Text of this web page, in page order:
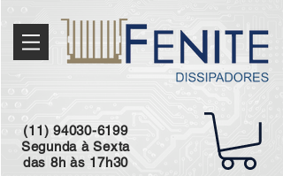
(11) 94030-6199
Segunda à Sexta
das 8h às 17h30